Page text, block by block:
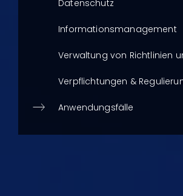
Datenschutz
Informationsmanagement
Verwaltung von Richtlinien
Verpflichtungen &
Anwendungsfälle